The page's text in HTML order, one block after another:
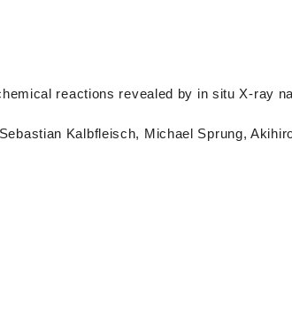
reactions revealed by in situ X-ray
Kalbfleisch, Michael Sprung,